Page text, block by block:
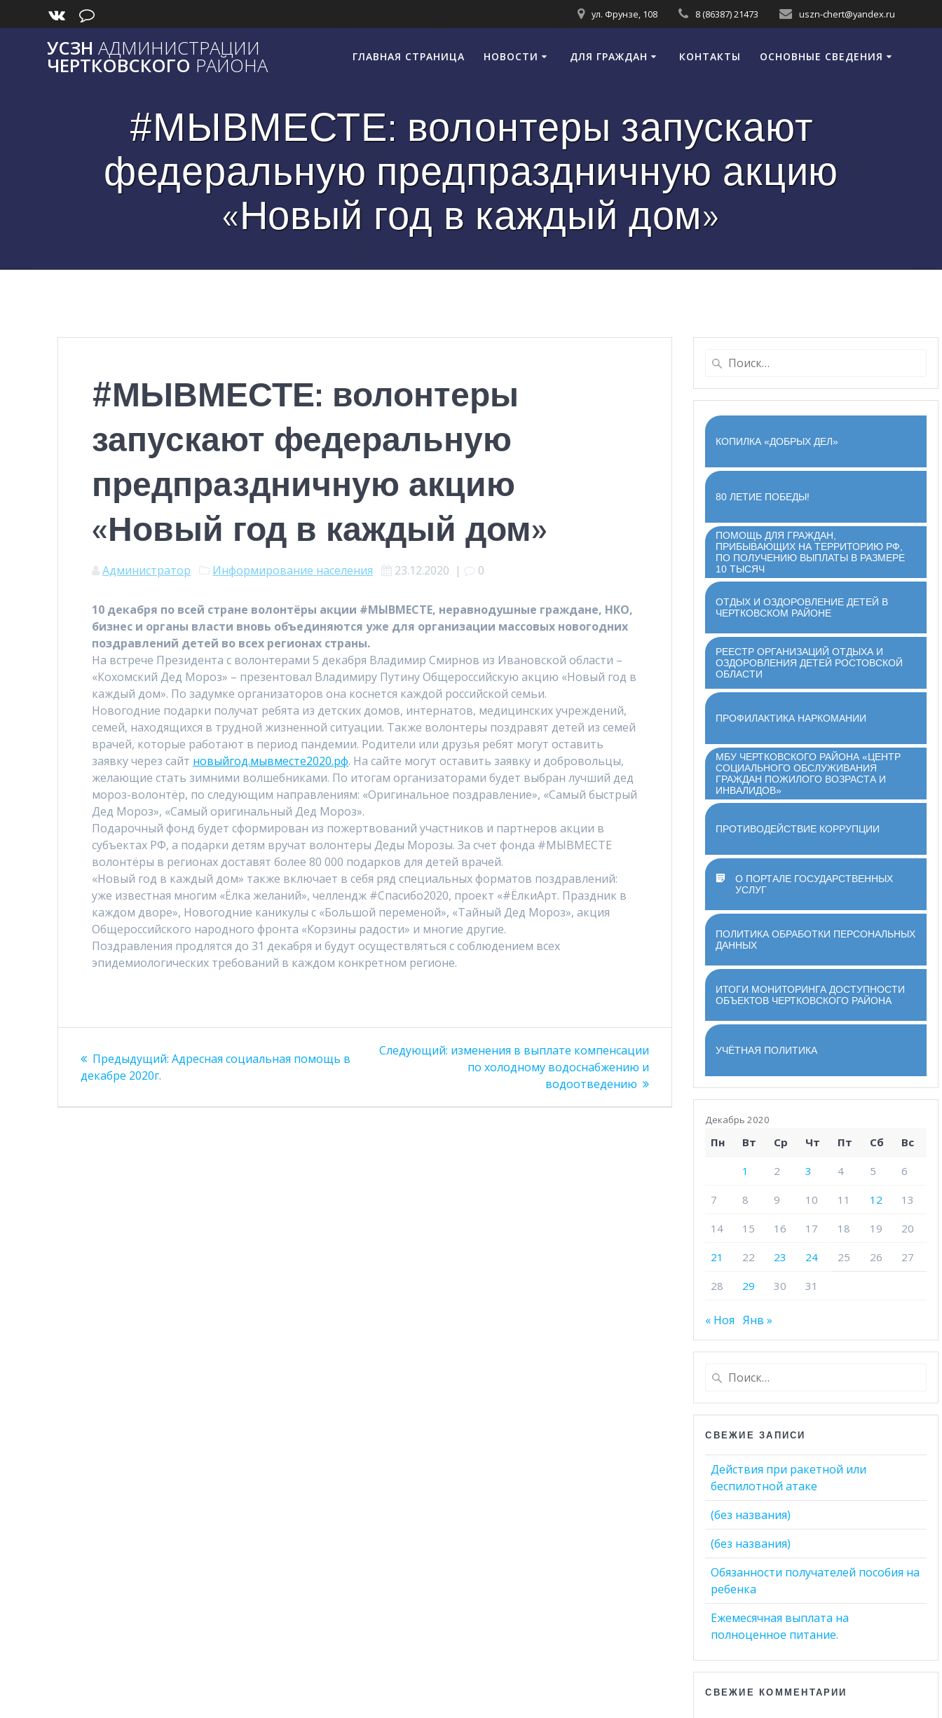
to
ул. Фрунзе, 108 8 (86387) 21473 uszn-chert@yandex.ru
УСЗН АДМИНИСТРАЦИИ
ЧЕРТКОВСКОГО РАЙОНА ГЛАВНАЯ СТРАНИЦА НОВОСТИ ДЛЯ ГРАЖДАН КОНТАКТЫ ОСНОВНЫЕ СВЕДЕНИЯ
#МЫВМЕСТЕ: волонтеры запускают
федеральную предпраздничную акцию
«Новый год в каждый дом»
#МЫВМЕСТЕ: волонтеры
запускают федеральную
предпраздничную акцию
«Новый год в каждый дом»
Администратор Информирование населения 23.12.2020 | 0
10 декабря по всей стране волонтёры акции #МЫВМЕСТЕ, неравнодушные граждане, НКО,
бизнес и органы власти вновь объединяются уже для организации массовых новогодних
поздравлений детей во всех регионах страны.
На встрече Президента с волонтерами 5 декабря Владимир Смирнов из Ивановской области –
«Кохомский Дед Мороз» – презентовал Владимиру Путину Общероссийскую акцию «Новый год в
каждый дом». По задумке организаторов она коснется каждой российской семьи.
Новогодние подарки получат ребята из детских домов, интернатов, медицинских учреждений,
семей, находящихся в трудной жизненной ситуации. Также волонтеры поздравят детей из семей
врачей, которые работают в период пандемии. Родители или друзья ребят могут оставить
заявку через сайт новыйгод.мывместе2020.рф. На сайте могут оставить заявку и добровольцы,
желающие стать зимними волшебниками. По итогам организаторами будет выбран лучший дед
мороз-волонтёр, по следующим направлениям: «Оригинальное поздравление», «Самый быстрый
Дед Мороз», «Самый оригинальный Дед Мороз».
Подарочный фонд будет сформирован из пожертвований участников и партнеров акции в
субъектах РФ, а подарки детям вручат волонтеры Деды Морозы. За счет фонда #МЫВМЕСТЕ
волонтёры в регионах доставят более 80 000 подарков для детей врачей.
«Новый год в каждый дом» также включает в себя ряд специальных форматов поздравлений:
уже известная многим «Ёлка желаний», челлендж #Спасибо2020, проект «#ЁлкиАрт. Праздник в
каждом дворе», Новогодние каникулы с «Большой переменой», «Тайный Дед Мороз», акция
Общероссийского народного фронта «Корзины радости» и многие другие.
Поздравления продлятся до 31 декабря и будут осуществляться с соблюдением всех
эпидемиологических требований в каждом конкретном регионе.
по
записям
Предыдущий: Предыдущая
Адресная социальная помощь в
декабре 2020г.
Следующий: Следующая
запись:
изменения в выплате компенсации
по холодному водоснабжению и
водоотведению
Найти:
КОПИЛКА «ДОБРЫХ ДЕЛ»
80 ЛЕТИЕ ПОБЕДЫ!
ПОМОЩЬ ДЛЯ ГРАЖДАН,
ПРИБЫВАЮЩИХ НА ТЕРРИТОРИЮ РФ,
ПО ПОЛУЧЕНИЮ ВЫПЛАТЫ В РАЗМЕРЕ
10 ТЫСЯЧ
ОТДЫХ И ОЗДОРОВЛЕНИЕ ДЕТЕЙ В
ЧЕРТКОВСКОМ РАЙОНЕ
РЕЕСТР ОРГАНИЗАЦИЙ ОТДЫХА И
ОЗДОРОВЛЕНИЯ ДЕТЕЙ РОСТОВСКОЙ
ОБЛАСТИ
ПРОФИЛАКТИКА НАРКОМАНИИ
МБУ ЧЕРТКОВСКОГО РАЙОНА «ЦЕНТР
СОЦИАЛЬНОГО ОБСЛУЖИВАНИЯ
ГРАЖДАН ПОЖИЛОГО ВОЗРАСТА И
ИНВАЛИДОВ»
ПРОТИВОДЕЙСТВИЕ КОРРУПЦИИ
О ПОРТАЛЕ ГОСУДАРСТВЕННЫХ
УСЛУГ
ПОЛИТИКА ОБРАБОТКИ ПЕРСОНАЛЬНЫХ
ДАННЫХ
ИТОГИ МОНИТОРИНГА ДОСТУПНОСТИ
ОБЪЕКТОВ ЧЕРТКОВСКОГО РАЙОНА
УЧЁТНАЯ ПОЛИТИКА
Декабрь 2020
Пн Вт Ср Чт Пт Сб Вс
1 2 3 4 5 6
7 8 9 10 11 12 13
14 15 16 17 18 19 20
21 22 23 24 25 26 27
28 29 30 31
« Ноя Янв »
Найти:
СВЕЖИЕ ЗАПИСИ
Действия при ракетной или
беспилотной атаке
(без названия)
(без названия)
Обязанности получателей пособия на
ребенка
Ежемесячная выплата на
полноценное питание.
СВЕЖИЕ КОММЕНТАРИИ